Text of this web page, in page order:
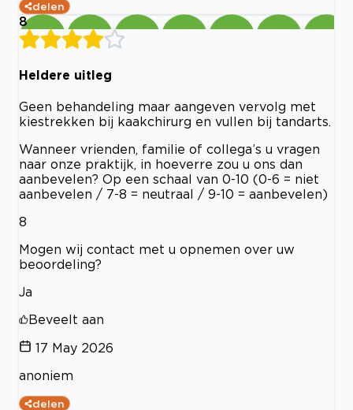
delen
8
Heldere uitleg
Geen behandeling maar aangeven vervolg met
kiestrekken bij kaakchirurg en vullen bij tandarts.
Wanneer vrienden, familie of collega’s u vragen
naar onze praktijk, in hoeverre zou u ons dan
aanbevelen? Op een schaal van 0-10 (0-6 = niet
aanbevelen / 7-8 = neutraal / 9-10 = aanbevelen)
8
Mogen wij contact met u opnemen over uw
beoordeling?
Ja
Beveelt aan
17 May 2026
anoniem
delen